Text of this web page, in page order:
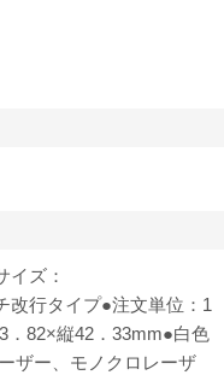
イズ：
改行タイプ●注文単位：1
．82×縦42．33mm●白色
ザー、モノクロレーザ